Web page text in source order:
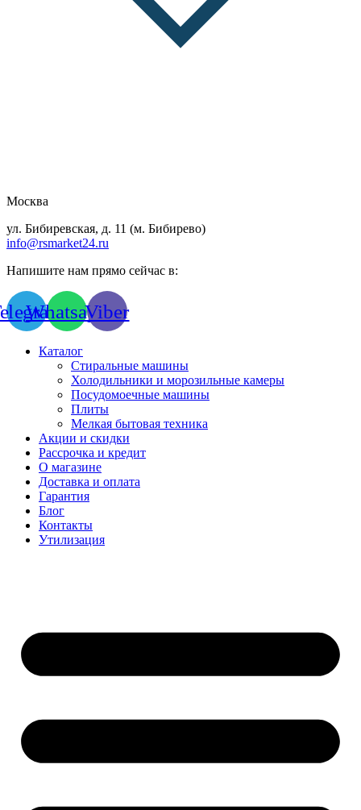
Москва
ул. Бибиревская, д. 11 (м. Бибирево)
info@rsmarket24.ru
Напишите нам прямо сейчас в:
WhatsappViber
Каталог
Стиральные машины
Холодильники и морозильные камеры
Посудомоечные машины
Плиты
Мелкая бытовая техника
Акции и скидки
Рассрочка и кредит
О магазине
Доставка и оплата
Гарантия
Блог
Контакты
Утилизация